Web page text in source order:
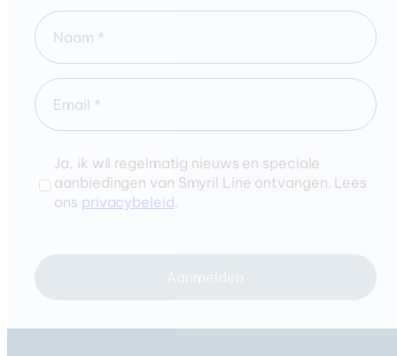
Ja, ik wil regelmatig nieuws en speciale
aanbiedingen van Smyril Line ontvangen. Lees
ons privacybeleid.
Aanmelden